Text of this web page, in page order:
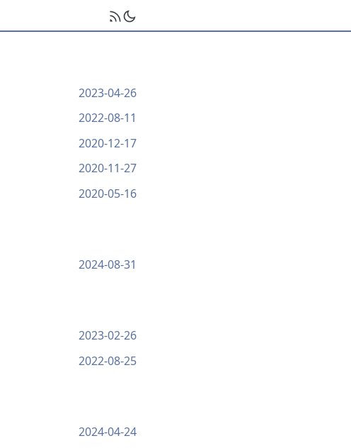
2023-04-26
2022-08-11
2020-12-17
2020-11-27
2020-05-16
2024-08-31
2023-02-26
2022-08-25
2024-04-24